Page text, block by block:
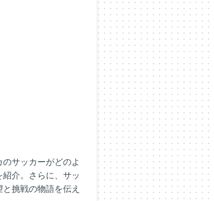
サッカーがどのよ
介。さらに、サッ
挑戦の物語を伝え